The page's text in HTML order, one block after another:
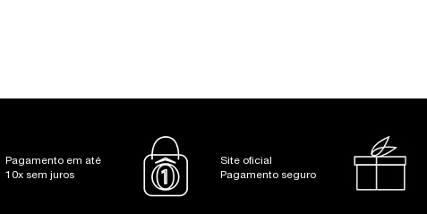
Pagamento em até
10x sem juros
Site oficial
Pagamento seguro